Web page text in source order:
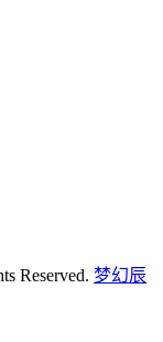
Reserved. 梦幻辰